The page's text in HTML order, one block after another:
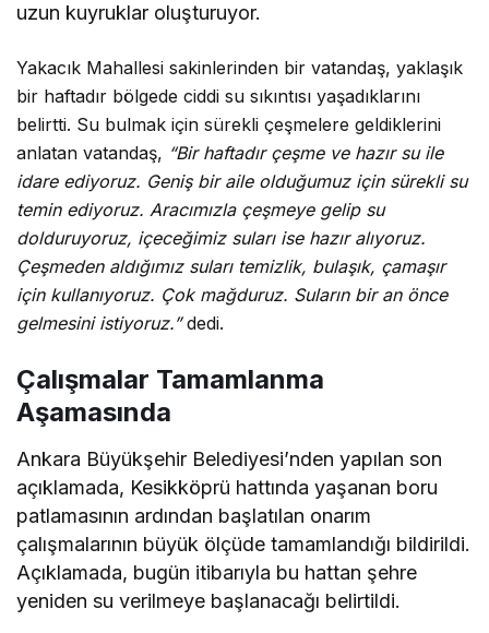
uzun kuyruklar oluşturuyor.
Yakacık Mahallesi sakinlerinden bir vatandaş, yaklaşık
bir haftadır bölgede ciddi su sıkıntısı yaşadıklarını
belirtti. Su bulmak için sürekli çeşmelere geldiklerini
anlatan vatandaş, “Bir haftadır çeşme ve hazır su ile
idare ediyoruz. Geniş bir aile olduğumuz için sürekli su
temin ediyoruz. Aracımızla çeşmeye gelip su
dolduruyoruz, içeceğimiz suları ise hazır alıyoruz.
Çeşmeden aldığımız suları temizlik, bulaşık, çamaşır
için kullanıyoruz. Çok mağduruz. Suların bir an önce
gelmesini istiyoruz.”dedi.
Çalışmalar Tamamlanma
Aşamasında
Ankara Büyükşehir Belediyesi’nden yapılan son
açıklamada, Kesikköprü hattında yaşanan boru
patlamasının ardından başlatılan onarım
çalışmalarının büyük ölçüde tamamlandığı bildirildi.
Açıklamada, bugün itibarıyla bu hattan şehre
yeniden su verilmeye başlanacağı belirtildi.